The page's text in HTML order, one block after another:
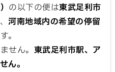
の以下の便は東武足利市
河南地域内の希望の停留
。
せん。 東武足利市駅、ア
ん。